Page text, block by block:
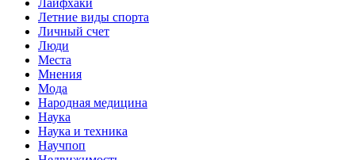
Летние виды спорта
Личный счет
Люди
Места
Мнения
Мода
Народная медицина
Наука
Наука и техника
Научпоп